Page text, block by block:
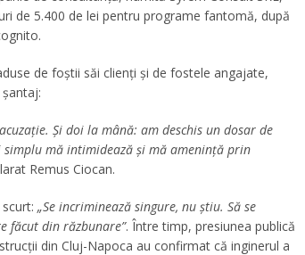
de 5.400 de lei pentru programe fantomă, după
de foștii săi clienți și de fostele angajate,
Și doi la mână: am deschis un dosar de
mă intimidează și mă amenință prin
Remus Ciocan.
„Se incriminează singure, nu știu. Să se
făcut din răzbunare”. Între timp, presiunea publică
din Cluj-Napoca au confirmat că inginerul a